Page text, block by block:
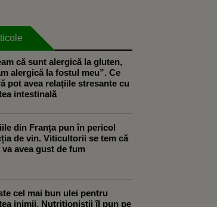
că sunt alergică la gluten,
alergică la fostul meu”. Ce
pot avea relațiile stresante cu
intestinală
din Franța pun în pericol
de vin. Viticultorii se tem că
va avea gust de fum
cel mai bun ulei pentru
inimii. Nutriționiștii îl pun pe